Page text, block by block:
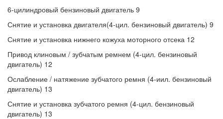
6-цилиндровый бензиновый двигатель 9
Снятие и установка двигателя(4-цил. бензиновый двигатель) 9
Снятие и установка нижнего кожуха моторного отсека 12
Привод клиновым / зубчатым ремнем (4-цил. бензиновый
двигатель) 12
Ослабление / натяжение зубчатого ремня (4-иил. бензиновый
двигатель) 13
Снятие и установка зубчатого ремня (4-цил. бензиновый
двигатель) 13